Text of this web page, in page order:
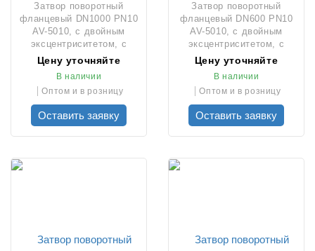
Затвор поворотный
фланцевый DN1000 PN10
AV-5010, с двойным
эксцентриситетом, с
редуктором AUMA
Цену уточняйте
В наличии
Оптом и в розницу
Оставить заявку
Затвор поворотный
фланцевый DN600 PN10
AV-5010, с двойным
эксцентриситетом, с
редуктором AUMA
Цену уточняйте
В наличии
Оптом и в розницу
Оставить заявку